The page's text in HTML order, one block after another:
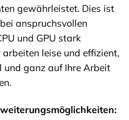
gewährleistet. Dies ist
anspruchsvollen
und GPU stark
leise und effizient,
und ganz auf Ihre Arbeit